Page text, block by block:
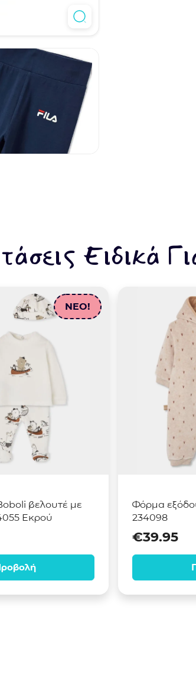
Ειδικά
NEO!
βελουτέ με
Εκρού
Φόρμα
234098
€39.95